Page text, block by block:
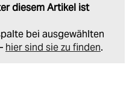
diesem Artikel ist
bei ausgewählten
hier sind sie zu finden.